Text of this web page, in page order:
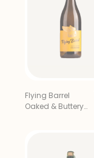
Flying Barrel
Oaked & Buttery